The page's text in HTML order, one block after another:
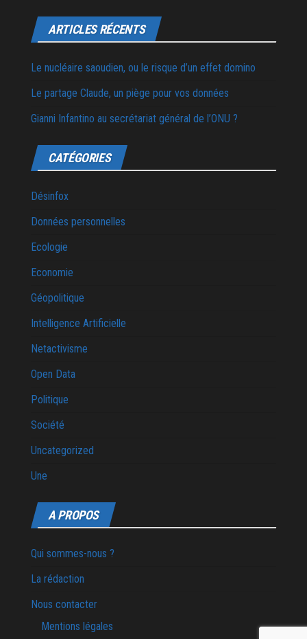
ARTICLES RÉCENTS
Le nucléaire saoudien, ou le risque d’un effet domino
Le partage Claude, un piège pour vos données
Gianni Infantino au secrétariat général de l’ONU ?
CATÉGORIES
Désinfox
Données personnelles
Ecologie
Economie
Géopolitique
Intelligence Artificielle
Netactivisme
Open Data
Politique
Société
Uncategorized
Une
A PROPOS
Qui sommes-nous ?
La rédaction
Nous contacter
Mentions légales